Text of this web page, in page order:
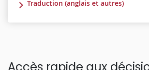
Traduction (anglais et autres)
Accès rapide aux